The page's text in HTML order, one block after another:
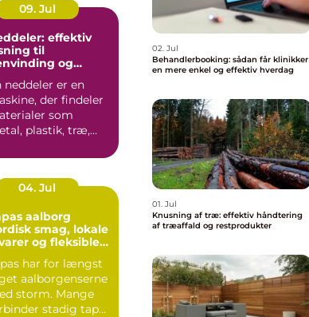
09. Jul
effektiv
til
og
neddeler er en
der findeler
som
plastik, træ,
04. Jul
aalborg
smag, lokale
og fleksible
har for længst
aalborgenserne
storm. Mange
stadig tapas
02. Jul
Behandlerbooking: sådan får klinikker
en mere enkel og effektiv hverdag
01. Jul
Knusning af træ: effektiv håndtering
af træaffald og restprodukter